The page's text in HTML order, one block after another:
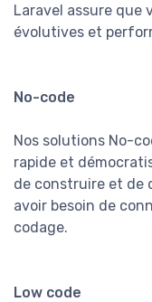
Laravel assure que
évolutives et
No-code
Nos solutions No-
rapide et
de construire et de
avoir besoin de
codage.
Low code